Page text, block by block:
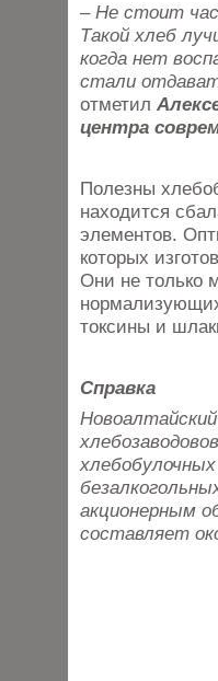
– Не стоит
Такой хлеб
когда нет
стали
отметил
центра
Полезны
находится
элементов.
которых
Они не только
токсины и
Справка
акционерным
составляет